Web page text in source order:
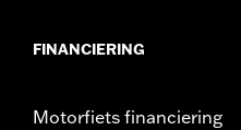
FINANCIERING
Motorfiets financiering